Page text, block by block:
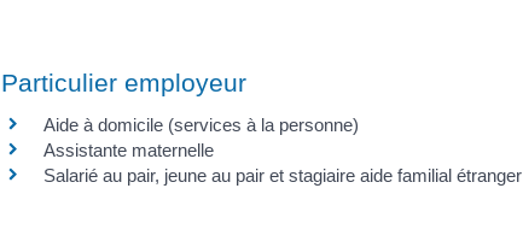
Particulier employeur
Aide à domicile (services à la personne)
Assistante maternelle
Salarié au pair, jeune au pair et stagiaire aide familial étranger